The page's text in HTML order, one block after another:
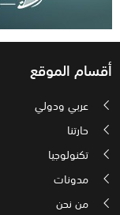
أقسام الموقع
عربي ودولي
حارتنا
تكنولوجيا
مدونات
من نحن